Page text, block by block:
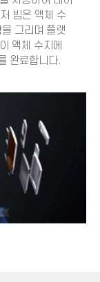
빔은 액체 수
그리며 플랫
액체 수지에
완료합니다.